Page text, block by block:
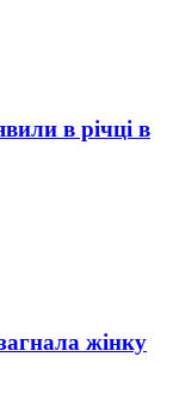
в річці в
жінку